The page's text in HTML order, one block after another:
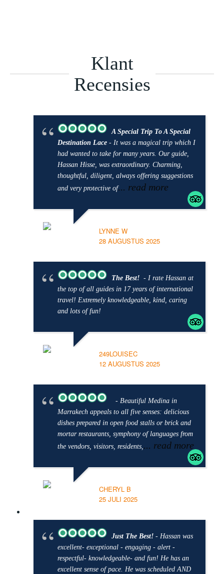
Klant
Recensies
A Special Trip To A Special
Destination Lace - It was a magical trip which I
had wanted to take for many years. Our guide,
Hassan Hisse, was extraordinary. Charming,
thoughtful, diligent, always offering suggestions
and very protective of... read more
LYNNE W
28 AUGUSTUS 2025
The Best! - I rate Hassan at
the top of all guides in 17 years of international
travel! Extremely knowledgeable, kind, caring
and lots of fun!
249LOUISEC
12 AUGUSTUS 2025
- Beautiful Medina in
Marrakech appeals to all five senses: delicious
dishes prepared in open food stalls or brick and
mortar restaurants, symphony of languages from
the vendors, visitors, residents,... read more
CHERYL B
25 JULI 2025
Just The Best! - Hassan was
excellent- exceptional - engaging - alert -
respectful- knowledgeable- and fun! He has an
excellent sense of pace. He was scheduled AND